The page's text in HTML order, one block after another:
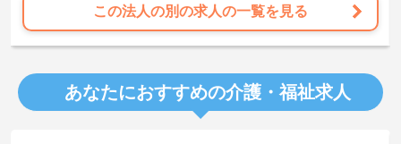
この法人の別の求人の一覧を見る
あなたにおすすめの介護・福祉求人